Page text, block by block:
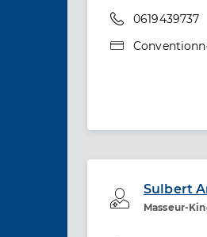
Téléphone
0619439737
Type de
Sulbert
Masseur-